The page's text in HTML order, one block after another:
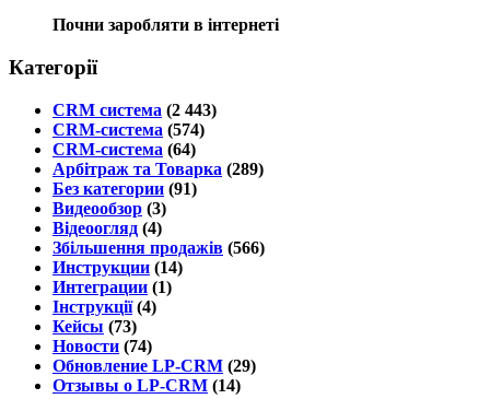
Почни заробляти в інтернеті
Категорії
CRM система (2 443)
CRM-система (574)
CRM-система (64)
Арбітраж та Товарка (289)
Без категории (91)
Видеообзор (3)
Відеоогляд (4)
Збільшення продажів (566)
Инструкции (14)
Интеграции (1)
Інструкції(4)
Кейсы (73)
Новости (74)
Обновление LP-CRM (29)
Отзывы о LP-CRM (14)